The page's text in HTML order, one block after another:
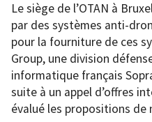
Le siège de l’OTAN à
par des systèmes anti-
pour la fourniture de ces
Group, une division
informatique français
suite à un appel d’offres
évalué les propositions de